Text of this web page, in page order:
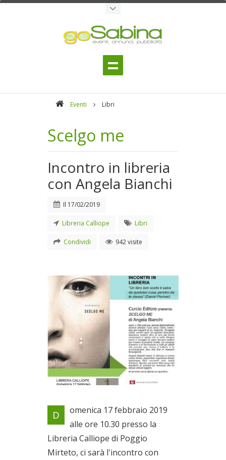
Eventi Libri
Scelgo me
Incontro in libreria
con Angela Bianchi
Il 17/02/2019
Libreria Calliope Libri
Condividi 942 visite
Incontro in libreria con Angela
Bianchi
Il 17/02/2019
D
omenica 17 febbraio 2019
alle ore 10.30 presso la
Libreria Calliope di Poggio
Mirteto, ci sarà l'incontro con